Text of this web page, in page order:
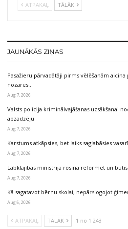
ATPAKAĻ TĀLĀK
JAUNĀKĀS ZIŅAS
Pasažieru pārvadātāji pirms vēlēšanām
nozares…
Aug 7, 2026
Valsts policija kriminālvajāšanas uzsākšanai
apzadzēju
Aug 7, 2026
Karstums atkāpsies, bet laiks saglabāsies
Aug 7, 2026
Labklājības ministrija rosina reformēt un
Aug 7, 2026
Kā sagatavot bērnu skolai, nepārslogojot
Aug 6, 2026
ATPAKAĻ TĀLĀK 1 no 1 243